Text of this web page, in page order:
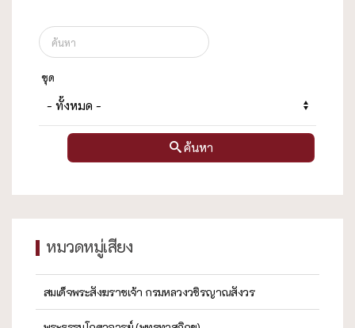
ชุด
ค้นหา
หมวดหมู่เสียง
สมเด็จพระสังฆราชเจ้า กรมหลวงวชิรญาณสังวร